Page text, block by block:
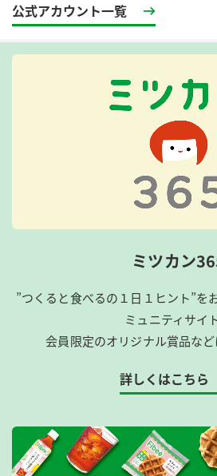
公式アカウント一覧
ミツカン
”つくると食べるの１日１ヒント”を
ミュニティサイト
会員限定のオリジナル賞品など
詳しくはこちら